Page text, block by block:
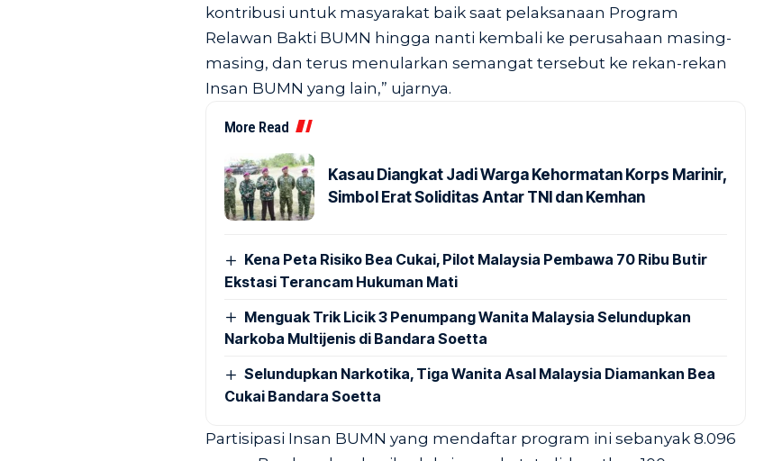
kontribusi untuk masyarakat baik saat pelaksanaan Program
Relawan Bakti BUMN hingga nanti kembali ke perusahaan masing-
masing, dan terus menularkan semangat tersebut ke rekan-rekan
Insan BUMN yang lain,” ujarnya.
More Read
Kasau Diangkat Jadi Warga Kehormatan Korps Marinir,
Simbol Erat Soliditas Antar TNI dan Kemhan
Kena Peta Risiko Bea Cukai, Pilot Malaysia Pembawa 70 Ribu Butir
Ekstasi Terancam Hukuman Mati
Menguak Trik Licik 3 Penumpang Wanita Malaysia Selundupkan
Narkoba Multijenis di Bandara Soetta
Selundupkan Narkotika, Tiga Wanita Asal Malaysia Diamankan Bea
Cukai Bandara Soetta
Partisipasi Insan BUMN yang mendaftar program ini sebanyak 8.096